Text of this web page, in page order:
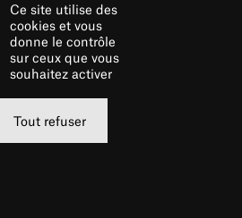
talents, Alexandra
sa personnalité
engagement hors du
Ce site utilise des
cookies et vous
donne le contrôle
sur ceux que vous
souhaitez activer
Tout refuser